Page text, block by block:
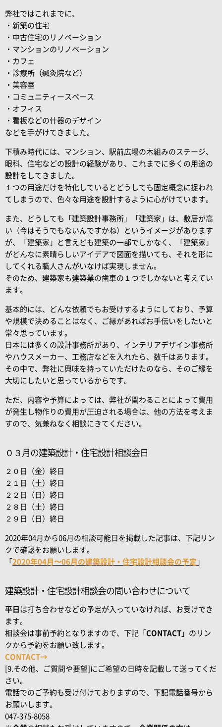
弊社ではこれまでに、
・新築の住宅
・中古住宅のリノベーション
・マンションのリノベーション
・カフェ
・診療所（鍼灸院など）
・美容室
・コミュニティースペース
・オフィス
・看板などの什器のデザイン
などを手がけてきました。
下積み時代には、マンション、駅前広場の木組みのステージ、
眼科、住宅などの設計の経験があり、これまでに多くの用途の
設計をしてきました。
１つの用途だけを特化しているとどうしても固定概念に捉われ
てしまうので、色々な用途を設計するように心がけています。
また、どうしても「建築設計事務所」「建築家」は、敷居が高
い（今はそうでもないんですかね）というイメージがあります
が、「建築家」と言えども建築の一部でしかなく、「建築家」
がどんなに素晴らしいアイデアで図面を描いても、それを形に
してくれる職人さんがいなけば実現しません。
そのため、建築家も建築業の歯車の１つでしかないと考えてい
ます。
基本的には、どんな依頼でもお受けするようにしており、予算
や規模で決めることはなく、ご縁があればお手伝いをしたいと
常々思っています。
日本には多くの設計事務所があり、インテリアデザイン事務所
やハウスメーカー、工務店などを入れたら、数千はあります。
その中で、弊社に興味を持っていただけたのなら、そのご縁を
大切にしたいと思っているからです。
ただ、内容や予算によっては、弊社が関わることによって費用
が発生し物作りの費用が圧迫される場合は、他の方法を考えま
すので、気兼ねなく相談にきてください。
０３月の建築設計・住宅設計相談会日
２０日（金）終日
２１日（土）終日
２２日（日）終日
２８日（土）終日
２９日（日）終日
2020年04月から06月の相談可能日を掲載した記事は、下記リン
クで確認をお願いします。
「 2020年04月〜06月の建築設計・住宅設計相談会の予定 」
建築設計・住宅設計相談会の問い合わせについて
平日 は打ち合わせなどの予定が入っていなければ、お受けでき
ます。
相談会は事前予約となりますので、下記「 CONTACT 」のリン
クから予約をお願い致します。
CONTACT→
[9.その他、ご質問や要望]にご希望の日時を記載して送ってくだ
さい。
電話でのご予約も受け付けておりますので、下記電話番号から
お願いします。
047-375-8058